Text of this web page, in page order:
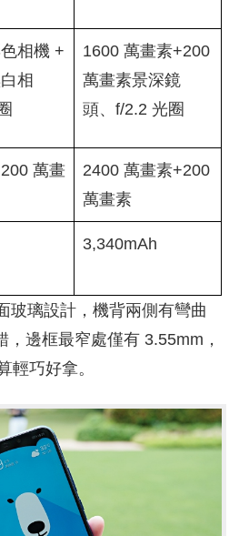
相機 +
相
1600 萬畫素+200
萬畫素景深鏡
頭、f/2.2 光圈
萬畫
2400 萬畫素+200
萬畫素
3,340mAh
玻璃設計，機背兩側有彎曲
邊框最窄處僅有 3.55mm，
輕巧好拿。